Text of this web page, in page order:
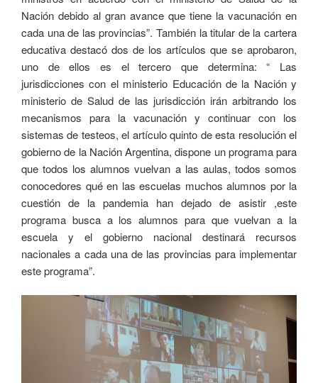
Nación debido al gran avance que tiene la vacunación en
cada una de las provincias”. También la titular de la cartera
educativa destacó dos de los artículos que se aprobaron,
uno de ellos es el tercero que determina: “ Las
jurisdicciones con el ministerio Educación de la Nación y
ministerio de Salud de las jurisdicción irán arbitrando los
mecanismos para la vacunación y continuar con los
sistemas de testeos, el artículo quinto de esta resolución el
gobierno de la Nación Argentina, dispone un programa para
que todos los alumnos vuelvan a las aulas, todos somos
conocedores qué en las escuelas muchos alumnos por la
cuestión de la pandemia han dejado de asistir ,este
programa busca a los alumnos para que vuelvan a la
escuela y el gobierno nacional destinará recursos
nacionales a cada una de las provincias para implementar
este programa”.